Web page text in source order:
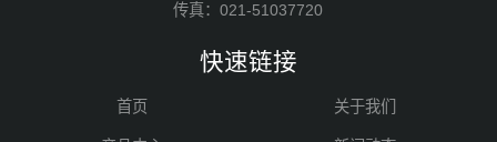
传真：021-51037720
快速链接
首页 关于我们